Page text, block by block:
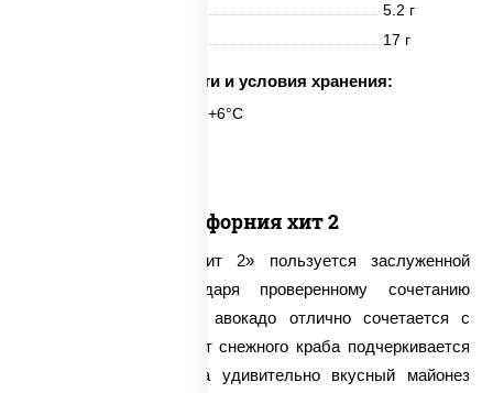
5.2 г
17 г
Срок годности и условия хранения:
6 часов при t° от +2°C до +6°C
Калифорния хит 2
Ролл «Калифорния Хит 2» пользуется заслуженной
популярностью благодаря проверенному сочетанию
продуктов. Хрустящий авокадо отлично сочетается с
икрой «Масаго», аромат снежного краба подчеркивается
рассыпчатым рисом, а удивительно вкусный майонез